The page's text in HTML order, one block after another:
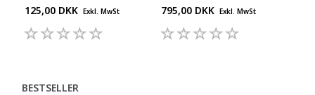
125,00 DKK Exkl. MwSt
795,00 DKK Exkl. MwSt
BESTSELLER